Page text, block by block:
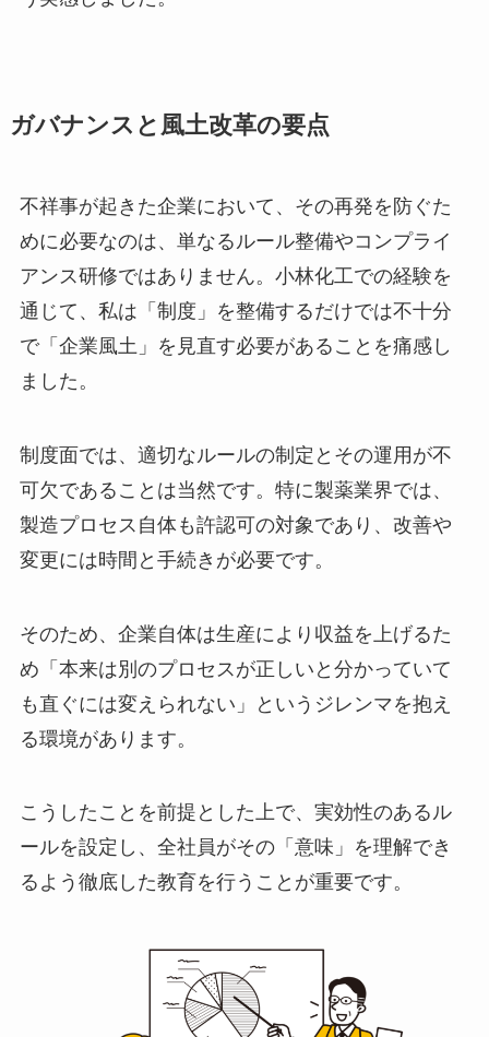
ガバナンスと風土改革の要点
不祥事が起きた企業において、その再発を防ぐた
めに必要なのは、単なるルール整備やコンプライ
アンス研修ではありません。小林化工での経験を
通じて、私は「制度」を整備するだけでは不十分
で「企業風土」を見直す必要があることを痛感し
ました。
制度面では、適切なルールの制定とその運用が不
可欠であることは当然です。特に製薬業界では、
製造プロセス自体も許認可の対象であり、改善や
変更には時間と手続きが必要です。
そのため、企業自体は生産により収益を上げるた
め「本来は別のプロセスが正しいと分かっていて
も直ぐには変えられない」というジレンマを抱え
る環境があります。
こうしたことを前提とした上で、実効性のあるル
ールを設定し、全社員がその「意味」を理解でき
るよう徹底した教育を行うことが重要です。